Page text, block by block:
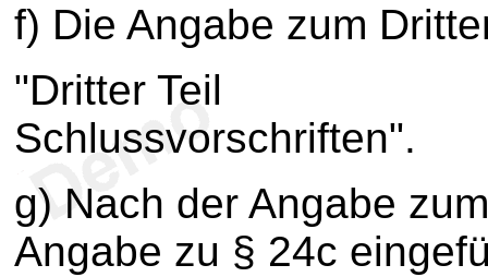
f) Die Angabe zum
"Dritter Teil
Schlussvorschriften".
g) Nach der Angabe
Angabe zu § 24c